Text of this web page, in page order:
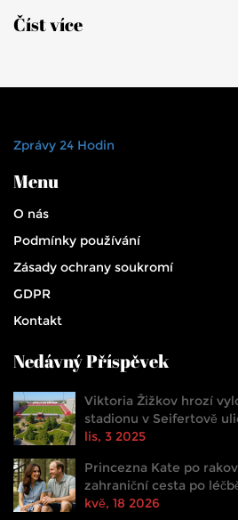
Číst více
Zprávy 24 Hodin
Menu
O nás
Podmínky používání
Zásady ochrany soukromí
GDPR
Kontakt
Nedávný Příspěvek
Viktoria Žižkov hrozí
stadionu v Seifertově
lis, 3 2025
Princezna Kate po
zahraniční cesta po
kvě, 18 2026